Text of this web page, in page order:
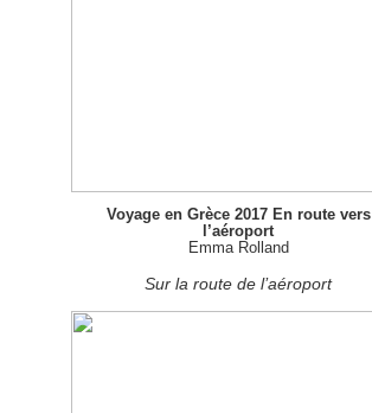
Voyage en Grèce 2017 En route vers
l’aéroport
Emma Rolland
Sur la route de l’aéroport